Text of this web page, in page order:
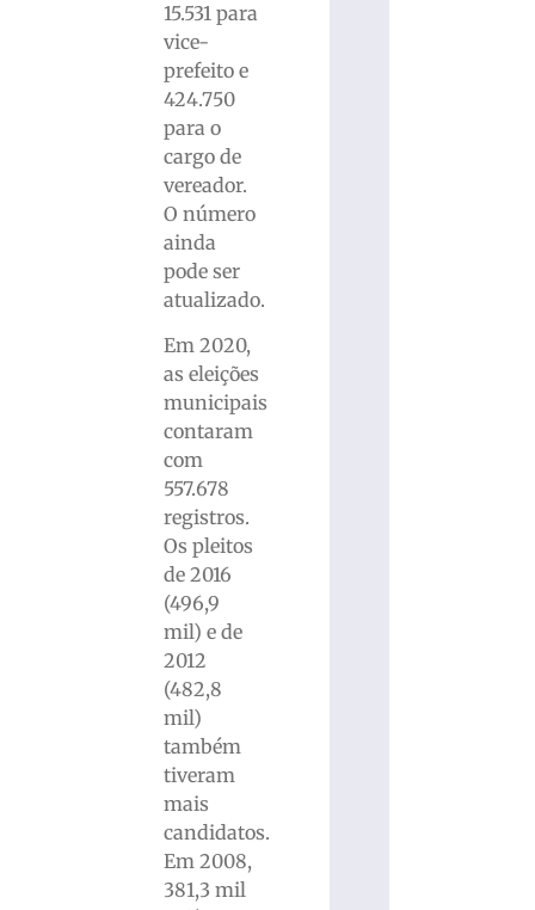
15.531 para
vice-
prefeito e
424.750
para o
cargo de
vereador.
O número
ainda
pode ser
atualizado.
Em 2020,
as eleições
municipais
contaram
com
557.678
registros.
Os pleitos
de 2016
(496,9
mil) e de
2012
(482,8
mil)
também
tiveram
mais
candidatos.
Em 2008,
381,3 mil